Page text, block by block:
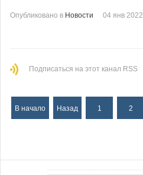
Опубликовано в Новости 04 янв 2022
Подписаться на этот канал RSS
В начало Назад 1 2